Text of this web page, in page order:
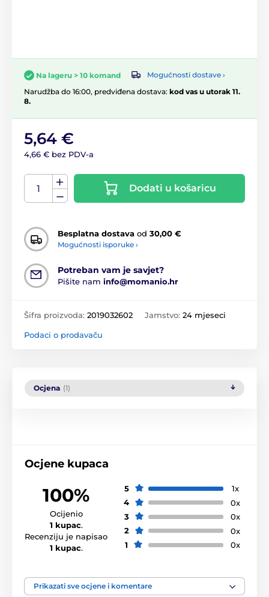
Na lageru > 10 komand
Mogućnosti dostave ›
Narudžba do 16:00, predviđena dostava: kod vas u utorak 11.
8.
5,64 €
4,66 € bez PDV-a
Dodati u košaricu
Besplatna dostava od 30,00 €
Mogućnosti isporuke ›
Potreban vam je savjet?
Pišite nam info@momanio.hr
Šifra proizvoda: 2019032602 Jamstvo: 24 mjeseci
Podaci o prodavaču
Ocjena (1)
Ocjene kupaca
100%
Ocijenio
1 kupac.
Recenziju je napisao
1 kupac.
5
1x
4
0x
3
0x
2
0x
1
0x
Prikazati sve ocjene i komentare